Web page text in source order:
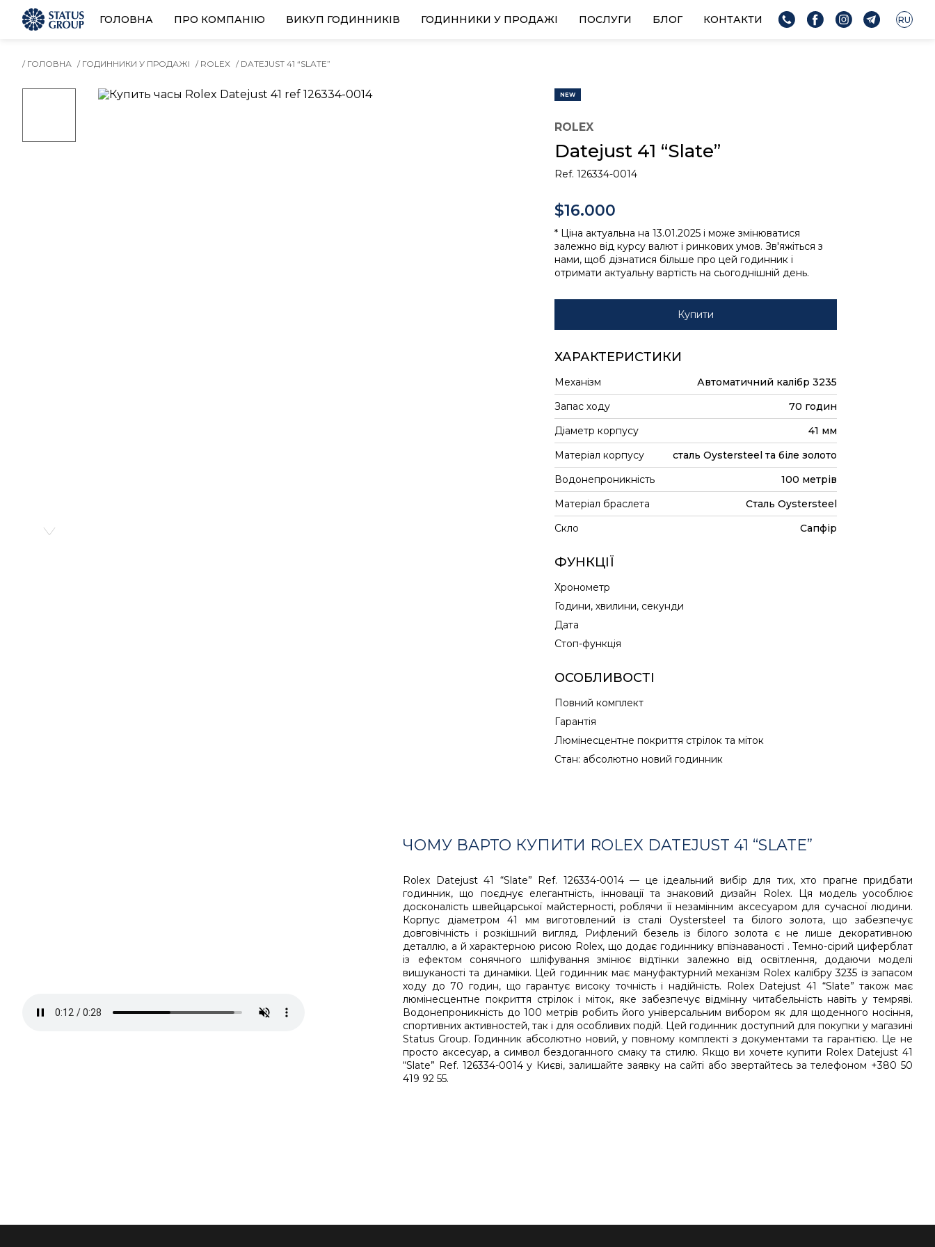
ГОЛОВНА ПРО КОМПАНІЮ ВИКУП ГОДИННИКІВ ГОДИННИКИ У ПРОДАЖІ ПОСЛУГИ БЛОГ КОНТАКТИ RU
/ ГОЛОВНА / ГОДИННИКИ У ПРОДАЖІ / ROLEX / DATEJUST 41 “SLATE”
NEW
ROLEX
Datejust 41 “Slate”
Ref. 126334-0014
$16.000
* Ціна актуальна на 13.01.2025 і може змінюватися
залежно від курсу валют і ринкових умов. Зв'яжіться з
нами, щоб дізнатися більше про цей годинник і
отримати актуальну вартість на сьогоднішній день.
Купити
ХАРАКТЕРИСТИКИ
Механізм
Автоматичний калібр 3235
Запас ходу
70 годин
Діаметр корпусу
41 мм
Матеріал корпусу
сталь Oystersteel та біле золото
Водонепроникність
100 метрів
Матеріал браслета
Сталь Oystersteel
Скло
Сапфір
ФУНКЦІЇ
Хронометр
Години, хвилини, секунди
Дата
Cтоп-функція
ОСОБЛИВОСТІ
Повний комплект
Гарантія
Люмінесцентне покриття стрілок та міток
Стан: абсолютно новий годинник
ЧОМУ ВАРТО КУПИТИ ROLEX DATEJUST 41 “SLATE”
Rolex Datejust 41 “Slate” Ref. 126334-0014 — це ідеальний вибір для тих, хто прагне придбати
годинник, що поєднує елегантність, інновації та знаковий дизайн Rolex. Ця модель уособлює
досконалість швейцарської майстерності, роблячи її незамінним аксесуаром для сучасної людини.
Корпус діаметром 41 мм виготовлений із сталі Oystersteel та білого золота, що забезпечує
довговічність і розкішний вигляд. Рифлений безель із білого золота є не лише декоративною
деталлю, а й характерною рисою Rolex, що додає годиннику впізнаваності . Темно-сірий циферблат
із ефектом сонячного шліфування змінює відтінки залежно від освітлення, додаючи моделі
вишуканості та динаміки. Цей годинник має мануфактурний механізм Rolex калібру 3235 із запасом
ходу до 70 годин, що гарантує високу точність і надійність. Rolex Datejust 41 “Slate” також має
люмінесцентне покриття стрілок і міток, яке забезпечує відмінну читабельність навіть у темряві.
Водонепроникність до 100 метрів робить його універсальним вибором як для щоденного носіння,
спортивних активностей, так і для особливих подій. Цей годинник доступний для покупки у магазині
Status Group. Годинник абсолютно новий, у повному комплекті з документами та гарантією. Це не
просто аксесуар, а символ бездоганного смаку та стилю. Якщо ви хочете купити Rolex Datejust 41
“Slate” Ref. 126334-0014 у Києві, залишайте заявку на сайті або звертайтесь за телефоном +380 50
419 92 55.